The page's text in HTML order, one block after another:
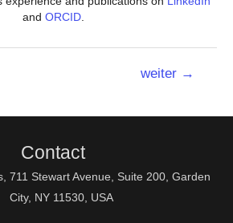
and ORCID.
weiter →
Contact
711 Stewart Avenue, Suite 200, Garden
City, NY 11530, USA